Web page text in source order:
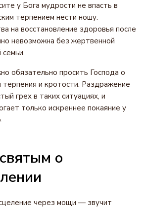
у Бога мудрости не впасть в
терпением нести ношу.
на восстановление здоровья после
невозможна без жертвенной
обязательно просить Господа о
терпения и кротости. Раздражение
грех в таких ситуациях, и
только искреннее покаяние у
о
через мощи — звучит